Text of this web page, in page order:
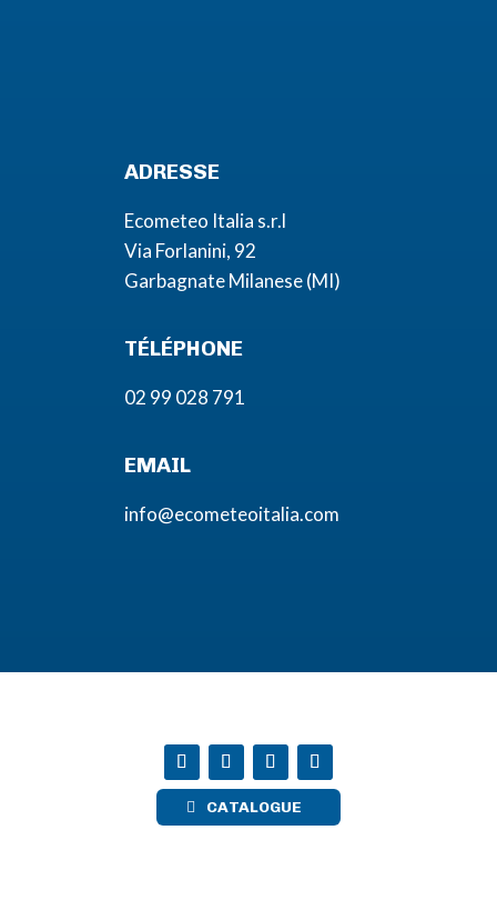
ADRESSE
Ecometeo Italia s.r.l
Via Forlanini, 92
Garbagnate Milanese (MI)
TÉLÉPHONE
02 99 028 791
EMAIL
info@ecometeoitalia.com
CATALOGUE